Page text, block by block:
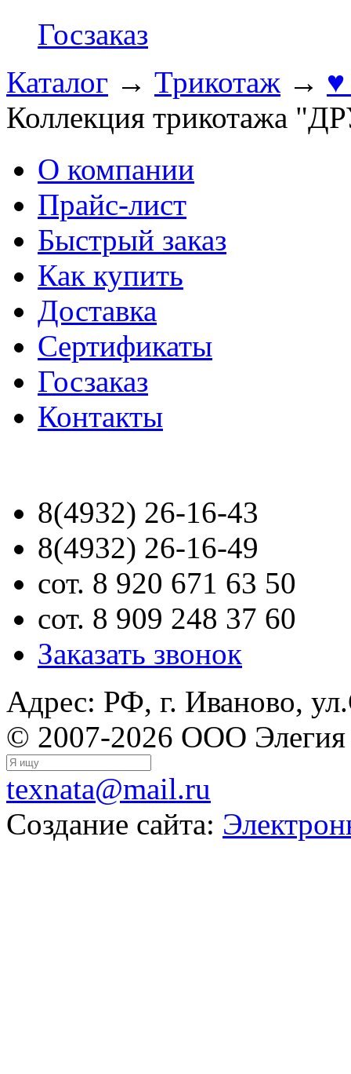
Госзаказ
Каталог → Трикотаж →
Коллекция трикотажа
О компании
Прайс-лист
Быстрый заказ
Как купить
Доставка
Сертификаты
Госзаказ
Контакты
8(4932) 26-16-43
8(4932) 26-16-49
сот. 8 920 671 63 50
сот. 8 909 248 37 60
Заказать звонок
Адрес: РФ, г. Иваново,
© 2007-2026 ООО Элегия
texnata@mail.ru
Создание сайта: